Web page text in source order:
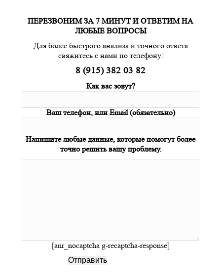
ПЕРЕЗВОНИМ ЗА 7 МИНУТ И ОТВЕТИМ НА
ЛЮБЫЕ ВОПРОСЫ
Для более быстрого анализа и точного ответа
свяжитесь с нами по телефону:
8 (915) 382 03 82
Как вас зовут?
Ваш телефон, или Email (обязательно)
Напишите любые данные, которые помогут более
точно решить вашу проблему.
[anr_nocaptcha g-recaptcha-response]